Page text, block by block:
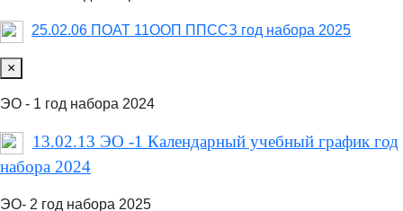
25.02.06 ПОАТ 11ООП ППССЗ год набора 2025
×
ЭО - 1 год набора 2024
13.02.13 ЭО -1 Календарный учебный график год
набора 2024
ЭО- 2 год набора 2025